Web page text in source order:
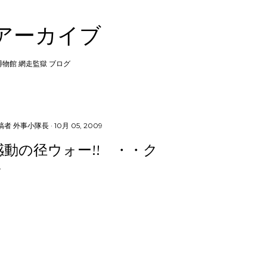
ーカイブ
館 網走監獄 ブログ
者 外事小隊長 10月 05, 2009
動の径ウォー!! ・・ク